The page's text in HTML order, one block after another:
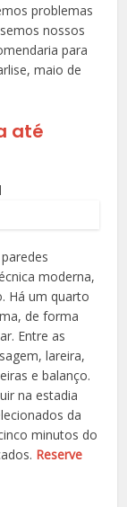
problemas
nossos
para
maio de
até
moderna,
Há um quarto
de forma
Entre as
lareira,
e balanço.
na estadia
da
minutos do
Reserve